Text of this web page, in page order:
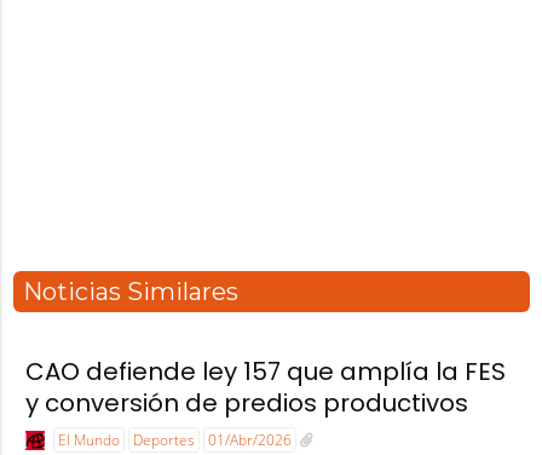
Noticias Similares
CAO defiende ley 157 que amplía la FES
y conversión de predios productivos
El Mundo Deportes 01/Abr/2026